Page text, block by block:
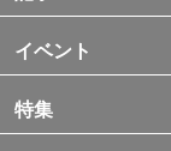
イベント
特集